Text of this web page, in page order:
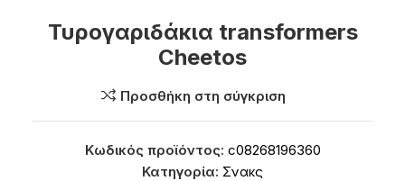
Τυρογαριδάκια transformers
Cheetos
Προσθήκη στη σύγκριση
Κωδικός προϊόντος: c08268196360
Κατηγορία: Σνακς